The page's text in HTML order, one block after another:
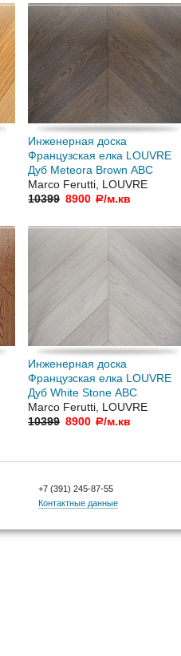
Инженерная доска
Французская елка LOUVRE
Дуб Meteora Brown АВC
Marco Ferutti, LOUVRE
10399 8900 a/м.кв
Инженерная доска
Французская елка LOUVRE
Дуб White Stone АВС
Marco Ferutti, LOUVRE
10399 8900 a/м.кв
+7 (391) 245-87-55
Контактные данные